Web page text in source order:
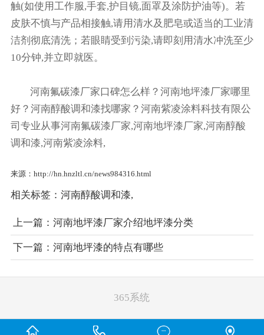
触(如使用工作服,手套,护目镜,面罩及涂防护油等)。若
皮肤不慎与产品相接触,请用清水及肥皂或适当的工业清
洁剂彻底清洗；若眼睛受到污染,请即刻用清水冲洗至少
10分钟,并立即就医。
河南氟碳漆厂家口碑怎么样？河南地坪漆厂家哪里
好？河南醇酸调和漆找哪家？河南紫凌涂料科技有限公
司专业从事河南氟碳漆厂家,河南地坪漆厂家,河南醇酸
调和漆,河南紫凌涂料,
来源：http://hn.hnzltl.cn/news984316.html
相关标签： 河南醇酸调和漆,
上一篇： 河南地坪漆厂家介绍地坪漆分类
下一篇： 河南地坪漆的特点有哪些
365系统